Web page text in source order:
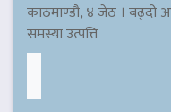
काठमाण्डौ, ४ जेठ । बढ्दो
समस्या उत्पत्ति